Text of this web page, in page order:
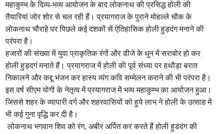
महाकुम्भ के दिव्य-भव्य आयोजन के बाद लोकनाथ की प्रसिद्ध होली की
तैयारियां जोर शोर से चल रही हैं। प्रयागराज के पुराने मोहल्ले चौक के
लोकनाथ चौराहे पर पिछले कई दशकों से ऐतिहासिक होली हुड़दंग मनाने की
परंपरा है।
हजारों की संख्या में युवा प्राकृतिक रंगों और डीजे के धुन में सराबोर हो कर
होली हुड़दगं मनाते हैं। प्रयागराज में होली की पूर्व संध्या पर हथौड़ा बरात
निकालने और कद्दू भंजन कर हास्य व्यंग कवि सम्मेलन कराने की भी परंपरा है।
इस वर्ष सीएम योगी के नेतृत्व में प्रयागराज में भव्य महाकुम्भ का आयोजन हुआ।
जिससे शहर के व्यापारी वर्ग और शहरवासियों को हुये लाभ ने होली के उत्साह में
भी कई गुना वृद्धि कर दी है।
लोकनाथ भगवान शिव को रंग, अबीर अर्पित कर करते हैं होली हुडदंग की